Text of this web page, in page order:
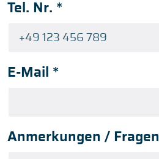
Tel. Nr. *
E-Mail *
Anmerkungen / Fragen